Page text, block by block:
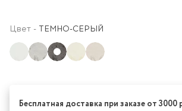
Цвет - ТЕМНО-СЕРЫЙ
Бесплатная доставка при заказе от 3000